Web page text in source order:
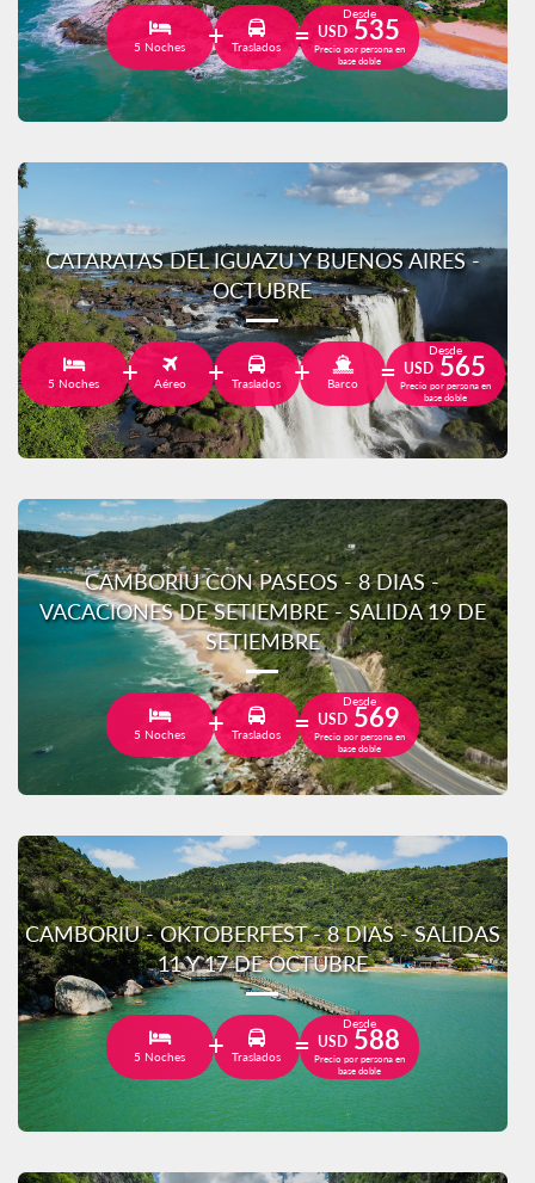
5 Noches Traslados
Desde
USD 535
Precio por persona en
base doble
CATARATAS DEL IGUAZU Y BUENOS AIRES -
OCTUBRE
5 Noches Aéreo Traslados Barco
Desde
USD 565
Precio por persona en
base doble
CAMBORIU CON PASEOS - 8 DIAS -
VACACIONES DE SETIEMBRE - SALIDA 19 DE
SETIEMBRE
5 Noches Traslados
Desde
USD 569
Precio por persona en
base doble
CAMBORIU - OKTOBERFEST - 8 DIAS - SALIDAS
11 Y 17 DE OCTUBRE
5 Noches Traslados
Desde
USD 588
Precio por persona en
base doble